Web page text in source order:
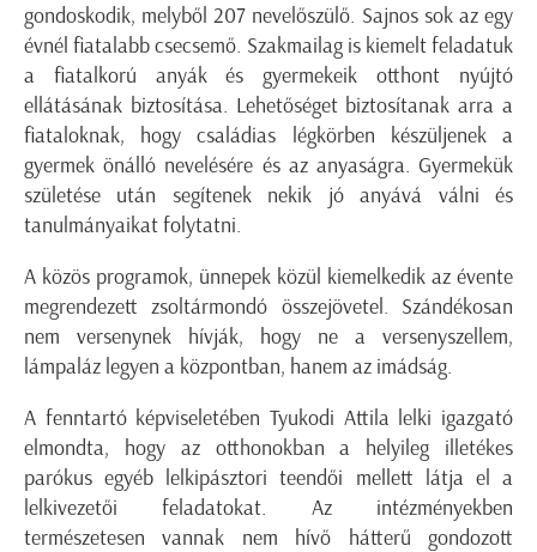
gondoskodik, melyből 207 nevelőszülő. Sajnos sok az egy
évnél fiatalabb csecsemő. Szakmailag is kiemelt feladatuk
a fiatalkorú anyák és gyermekeik otthont nyújtó
ellátásának biztosítása. Lehetőséget biztosítanak arra a
fiataloknak, hogy családias légkörben készüljenek a
gyermek önálló nevelésére és az anyaságra. Gyermekük
születése után segítenek nekik jó anyává válni és
tanulmányaikat folytatni.
A közös programok, ünnepek közül kiemelkedik az évente
megrendezett zsoltármondó összejövetel. Szándékosan
nem versenynek hívják, hogy ne a versenyszellem,
lámpaláz legyen a központban, hanem az imádság.
A fenntartó képviseletében Tyukodi Attila lelki igazgató
elmondta, hogy az otthonokban a helyileg illetékes
parókus egyéb lelkipásztori teendői mellett látja el a
lelkivezetői feladatokat. Az intézményekben
természetesen vannak nem hívő hátterű gondozott